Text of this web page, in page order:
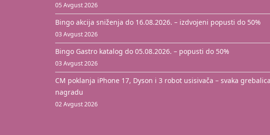
05 Avgust 2026
Bingo akcija sniženja do 16.08.2026. – izdvojeni popusti do 50%
03 Avgust 2026
Bingo Gastro katalog do 05.08.2026. – popusti do 50%
03 Avgust 2026
CM poklanja iPhone 17, Dyson i 3 robot usisivača – svaka
nagradu
02 Avgust 2026